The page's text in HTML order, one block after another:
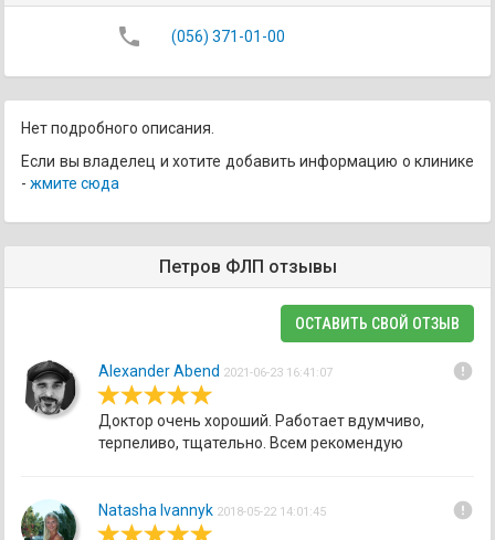
phone (056) 371-01-00
Нет подробного описания.
Если вы владелец и хотите добавить информацию о клинике
- жмите сюда
Петров ФЛП отзывы
ОСТАВИТЬ СВОЙ ОТЗЫВ
Alexander Abend 2021-06-23 16:41:07 error
Доктор очень хороший. Работает вдумчиво,
терпеливо, тщательно. Всем рекомендую
Natasha Ivannyk 2018-05-22 14:01:45 error